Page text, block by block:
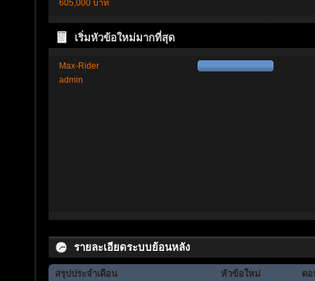
605,000 บาท
เริ่มหัวข้อใหม่มากที่สุด
Max-Rider
admin
รายละเอียดระบบย้อนหลัง
สรุปประจำเดือน หัวข้อใหม่ ตอ